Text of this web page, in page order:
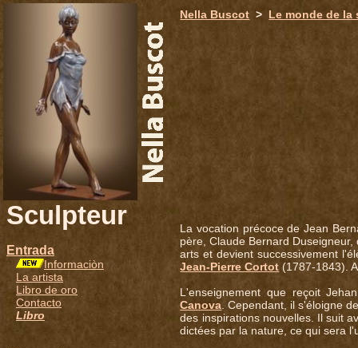
Sculpteur
Entrada
Informaciòn
La artista
Libro de oro
Contacto
Libro
Nella Buscot > Le monde de la
La vocation précoce de Jean
père, Claude Bernard
arts et devient successivement
Jean-Pierre Cortot (1787-1843).
L'enseignement que reçoit
Canova . Cependant, il s'éloigne
des inspirations nouvelles. Il suit
dictées par la nature, ce qui sera